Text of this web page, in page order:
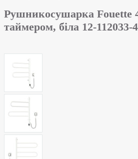
Рушникосушарка Fouette
таймером, біла 12-112033-